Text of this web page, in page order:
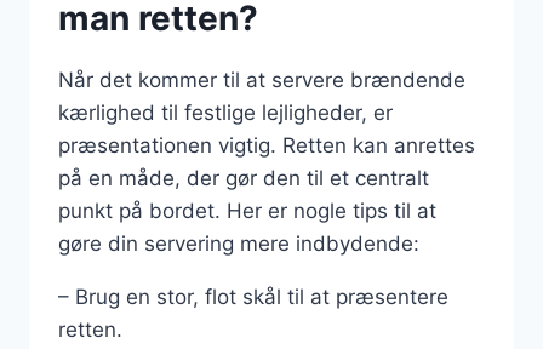
man retten?
Når det kommer til at servere brændende
kærlighed til festlige lejligheder, er
præsentationen vigtig. Retten kan anrettes
på en måde, der gør den til et centralt
punkt på bordet. Her er nogle tips til at
gøre din servering mere indbydende:
– Brug en stor, flot skål til at præsentere
retten.